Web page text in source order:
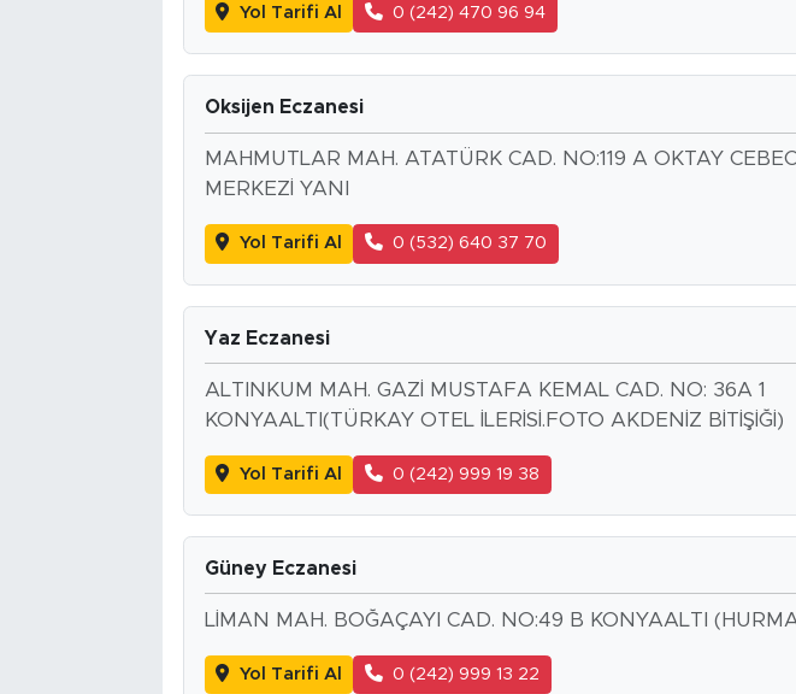
Yol Tarifi Al 0 (242) 470 96 94
Oksijen Eczanesi
MAHMUTLAR MAH. ATATÜRK CAD. NO:119 A OKTAY
MERKEZİ YANI
Yol Tarifi Al 0 (532) 640 37 70
Yaz Eczanesi
ALTINKUM MAH. GAZİ MUSTAFA KEMAL CAD. NO: 36A 1
KONYAALTI(TÜRKAY OTEL İLERİSİ.FOTO AKDENİZ BİTİŞİĞİ)
Yol Tarifi Al 0 (242) 999 19 38
Güney Eczanesi
LİMAN MAH. BOĞAÇAYI CAD. NO:49 B KONYAALTI
Yol Tarifi Al 0 (242) 999 13 22